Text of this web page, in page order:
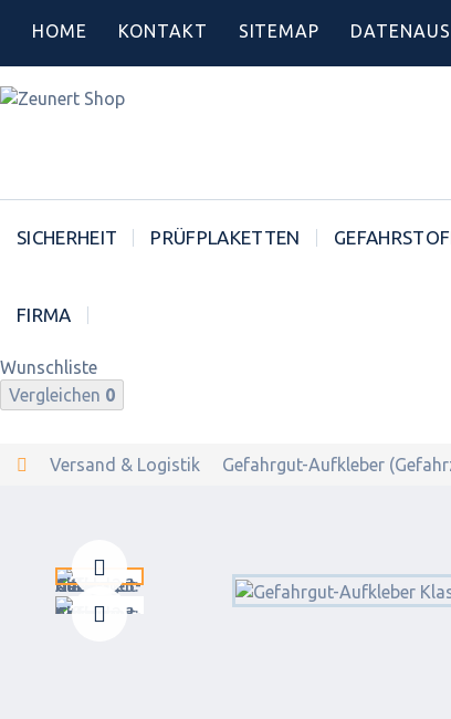
HOME KONTAKT SITEMAP
SICHERHEIT PRÜFPLAKETTEN
FIRMA
Wunschliste
Vergleichen 0
Versand & Logistik Gefahrgut-Aufkleber
Zurück